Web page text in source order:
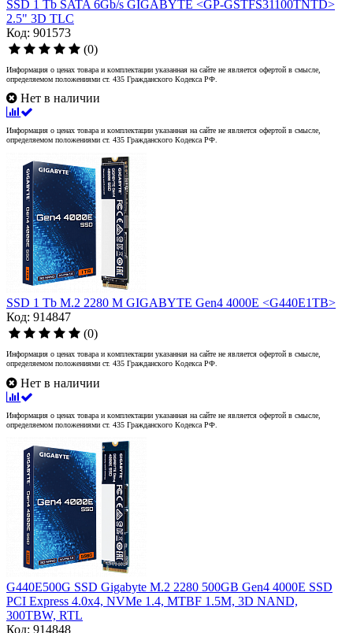
SSD 1 Tb SATA 6Gb/s GIGABYTE <GP-GSTFS31100TNTD>
2.5" 3D TLC
Код: 901573
(0)
Информация о ценах товара и комплектации указанная на сайте не является офертой в смысле,
определяемом положениями ст. 435 Гражданского Кодекса РФ.
Нет в наличии
Информация о ценах товара и комплектации указанная на сайте не является офертой в смысле,
определяемом положениями ст. 435 Гражданского Кодекса РФ.
SSD 1 Tb M.2 2280 M GIGABYTE Gen4 4000E <G440E1TB>
Код: 914847
(0)
Информация о ценах товара и комплектации указанная на сайте не является офертой в смысле,
определяемом положениями ст. 435 Гражданского Кодекса РФ.
Нет в наличии
Информация о ценах товара и комплектации указанная на сайте не является офертой в смысле,
определяемом положениями ст. 435 Гражданского Кодекса РФ.
G440E500G SSD Gigabyte M.2 2280 500GB Gen4 4000E SSD
PCI Express 4.0x4, NVMe 1.4, MTBF 1.5M, 3D NAND,
300TBW, RTL
Код: 914848